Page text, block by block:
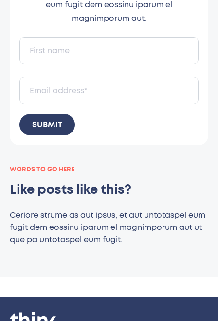
eum fugit dem eossinu iparum el
magnimporum aut.
WORDS TO GO HERE
Like posts like this?
Ceriore strume as aut ipsus, et aut untotaspel eum
fugit dem eossinu iparum el magnimporum aut ut
que pa untotaspel eum fugit.